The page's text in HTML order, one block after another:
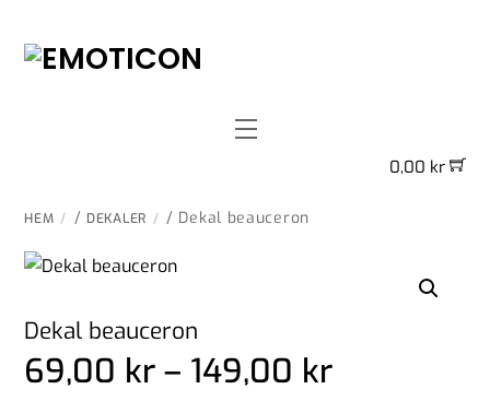
content
Menu
0,00 kr
HEM / DEKALER / Dekal beauceron
Dekal beauceron
69,00 kr – 149,00 kr